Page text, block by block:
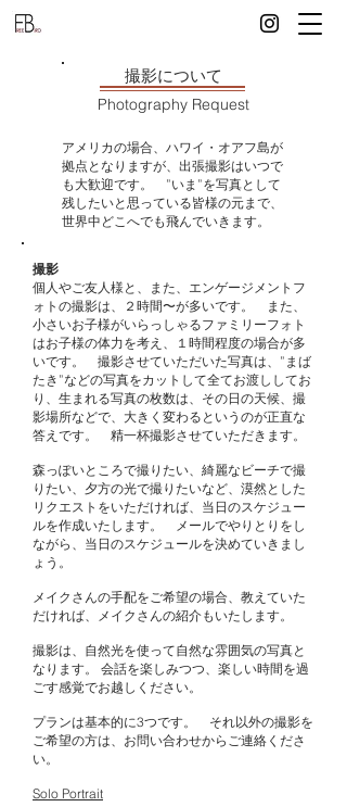
撮影について
Photography Request
アメリカの場合、ハワイ・オアフ島が
拠点となりますが、​出張撮影はいつで
も大歓迎です。 ”いま”を写真として
残したいと思っている皆様の元まで、
世界中どこへでも飛んでいきます。
撮影
個人やご友人様と、また、エンゲージメントフ
ォトの撮影は、２時間〜が多いです。 また、
小さいお子様がいらっしゃるファミリーフォト
はお子様の体力を考え、１時間程度の場合が多
いです。 撮影させていただいた写真は、”まば
たき”などの写真をカットして全てお渡ししてお
り、生まれる写真の枚数は、その日の天候、撮
影場所などで、大きく変わるというのが正直な
答えです。 精一杯撮影させていただきます。
森っぽいところで撮りたい、綺麗なビーチで撮
りたい、夕方の光で撮りたいなど、漠然とした
リクエストをいただければ、当日のスケジュー
ルを作成いたします。 メールでやりとりをし
ながら、当日のスケジュールを決めていきまし
ょう。
メイクさんの手配をご希望の場合、教えていた
だければ、メイクさんの紹介もいたします。
撮影は、自然光を使って自然な雰囲気の写真と
なります。​ 会話を楽しみつつ、楽しい時間を過
ごす感覚でお越しください。
プランは基本的に3つです。 それ以外の撮影を
ご希望の方は、お問い合わせからご連絡くださ
い。
Solo Portrait